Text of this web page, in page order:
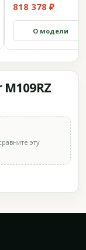
818 378 ₽
О модели
эту